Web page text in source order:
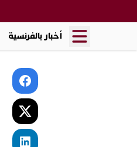
أخبار بالفرنسية